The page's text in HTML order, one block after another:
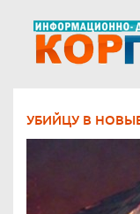
УБИЙЦУ В